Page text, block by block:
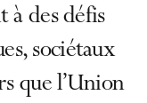
à des défis
sociétaux
que l’Union